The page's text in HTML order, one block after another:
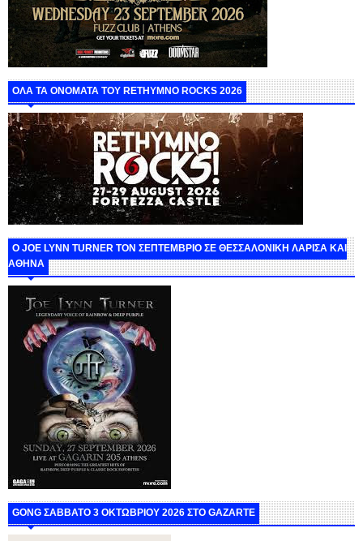
ΟΛΑ ΤΑ ΟΝΟΜΑΤΑ ΤΟΥ RETHYMNO ROCKS 2026
O JOE LYNN TURNER ΤΟΝ ΣΕΠΤΕΜΒΡΙΟ ΣΕ ΘΕΣΣΑΛΟΝΙΚΗ ΛΑΡΙΣΑ ΚΑΙ
ΑΘΗΝΑ
GONG ΣΑΒΒΑΤΟ 3 ΟΚΤΩΒΡΙΟΥ 2026 ΣΤΟ GAZARTE